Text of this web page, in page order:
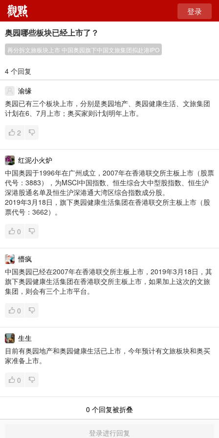
登录
奥园哪些板块已经上市了？
再分拆文旅板块上市 中国奥园旗下中国文旅集团拟赴港IPO
4 个回复
渝缘
奥园已有三个板块上市，分别是奥园地产、奥园健康生活、文旅集团
计划在6、7月上市；奥买家则计划明年上市。
2
红泥小火炉
中国奥园于1996年在广州成立，2007年在香港联交所主板上市（股票
代号：3883），为MSCI中国指数、恒生综合大中型股指数、恒生沪
深港股通名单及恒生沪深港通大湾区综合指数成分股。
2019年3月18日，旗下奥园健康生活集团在香港联交所主板上市（股
票代号：3662）。
0
懵疯
中国奥园已经在2007年在香港联交所主板上市，2019年3月18日，其
旗下奥园健康生活集团在香港联交所主板上市，如果加上这次的文旅
集团，则会有三个上市平台。
0
生生
目前有奥园地产和奥园健康生活已上市，今年预计有文旅板块和奥买
家准备上市。
0
0 个回复被折叠
登录进行回复